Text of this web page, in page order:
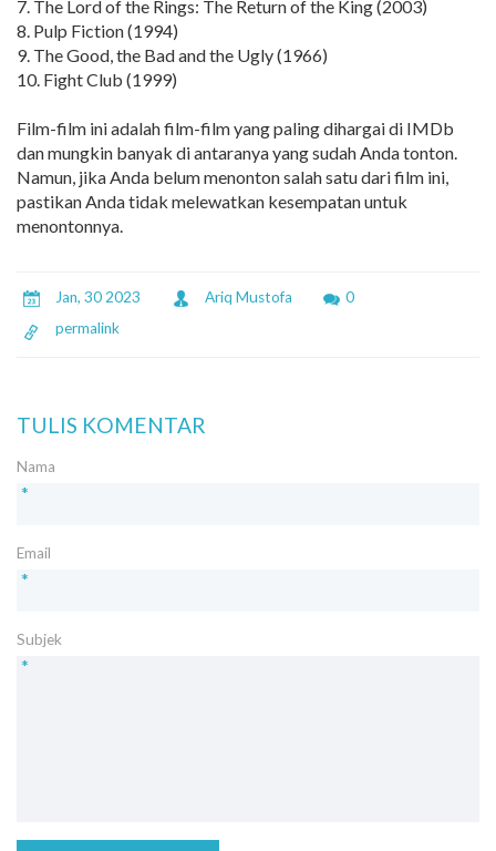
7. The Lord of the Rings: The Return of the King (2003)
8. Pulp Fiction (1994)
9. The Good, the Bad and the Ugly (1966)
10. Fight Club (1999)
Film-film ini adalah film-film yang paling dihargai di IMDb
dan mungkin banyak di antaranya yang sudah Anda tonton.
Namun, jika Anda belum menonton salah satu dari film ini,
pastikan Anda tidak melewatkan kesempatan untuk
menontonnya.
Jan, 30 2023 Ariq Mustofa
0
permalink
TULIS KOMENTAR
Nama
*
Email
*
Subjek
*